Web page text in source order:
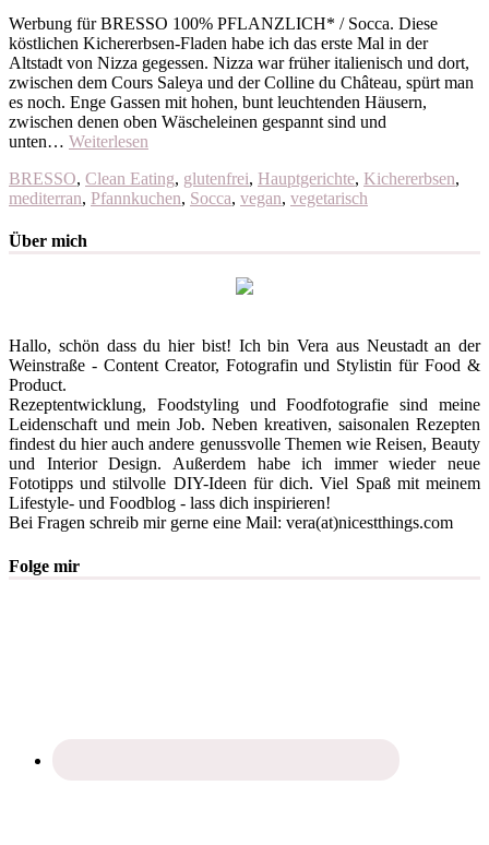
Werbung für BRESSO 100% PFLANZLICH* / Socca. Diese
köstlichen Kichererbsen-Fladen habe ich das erste Mal in der
Altstadt von Nizza gegessen. Nizza war früher italienisch und dort,
zwischen dem Cours Saleya und der Colline du Château, spürt man
es noch. Enge Gassen mit hohen, bunt leuchtenden Häusern,
zwischen denen oben Wäscheleinen gespannt sind und
unten… Weiterlesen
BRESSO, Clean Eating, glutenfrei, Hauptgerichte, Kichererbsen,
mediterran, Pfannkuchen, Socca, vegan, vegetarisch
Über mich
Hallo, schön dass du hier bist! Ich bin Vera aus Neustadt an der
Weinstraße - Content Creator, Fotografin und Stylistin für Food &
Product.
Rezeptentwicklung, Foodstyling und Foodfotografie sind meine
Leidenschaft und mein Job. Neben kreativen, saisonalen Rezepten
findest du hier auch andere genussvolle Themen wie Reisen, Beauty
und Interior Design. Außerdem habe ich immer wieder neue
Fototipps und stilvolle DIY-Ideen für dich. Viel Spaß mit meinem
Lifestyle- und Foodblog - lass dich inspirieren!
Bei Fragen schreib mir gerne eine Mail: vera(at)nicestthings.com
Folge mir